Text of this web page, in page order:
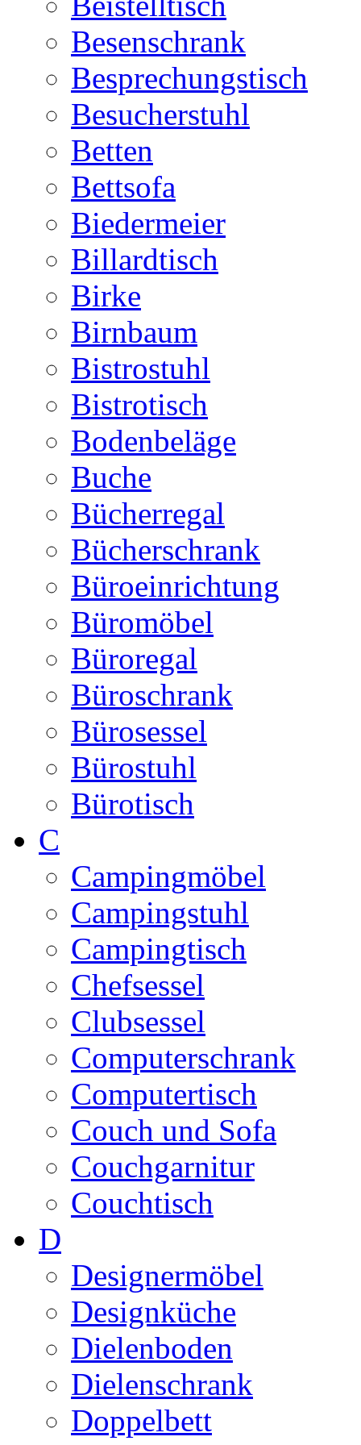
Besenschrank
Besprechungstisch
Besucherstuhl
Betten
Bettsofa
Biedermeier
Billardtisch
Birke
Birnbaum
Bistrostuhl
Bistrotisch
Bodenbeläge
Buche
Bücherregal
Bücherschrank
Büroeinrichtung
Büromöbel
Büroregal
Büroschrank
Bürosessel
Bürostuhl
Bürotisch
C
Campingmöbel
Campingstuhl
Campingtisch
Chefsessel
Clubsessel
Computerschrank
Computertisch
Couch und Sofa
Couchgarnitur
Couchtisch
D
Designermöbel
Designküche
Dielenboden
Dielenschrank
Doppelbett